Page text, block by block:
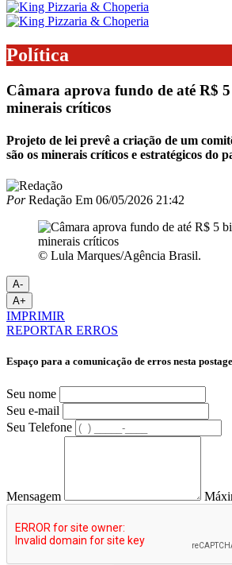
Política
Câmara aprova fundo de até R$
minerais críticos
Projeto de lei prevê a criação de um
são os minerais críticos e estratégicos do
PorRedação Em 06/05/2026 21:42
© Lula Marques/Agência Brasil.
A-
A+
IMPRIMIR
REPORTAR ERROS
Espaço para a comunicação de erros nesta
Seu nome
Seu e-mail
Seu Telefone
Mensagem